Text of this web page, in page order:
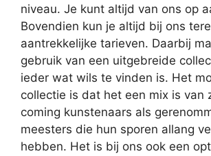
niveau. Je kunt altijd van ons op
Bovendien kun je altijd bij ons
aantrekkelijke tarieven. Daarbij
gebruik van een uitgebreide
ieder wat wils te vinden is. Het
collectie is dat het een mix is van
coming kunstenaars als
meesters die hun sporen allang
hebben. Het is bij ons ook een